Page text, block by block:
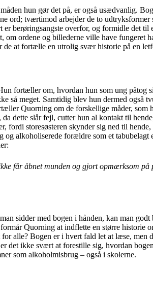
hun gør det på, er også usædvanlig.
ord; tværtimod arbejder de to udtryksformer
berøringsangste overfor, og formidle det
ordene og billederne ville have fungeret
de at fortælle en utrolig svær historie på en
fortæller om, hvordan hun som ung påtog
så meget. Samtidig blev hun dermed også
Quorning om de forskellige måder, som
dette slår fejl, cutter hun al kontakt til
fordi storesøsteren skynder sig ned til
alkoholiserede forældre som et tabubelagt
får åbnet munden og gjort opmærksom
sidder med bogen i hånden, kan man
Quorning at indflette en større historie
alle? Bogen er i hvert fald let at læse,
det ikke svært at forestille sig, hvordan
som alkoholmisbrug – også i skolerne.